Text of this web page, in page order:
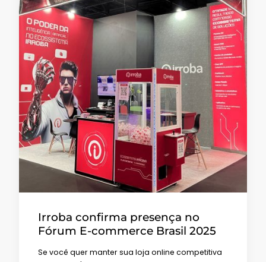
Irroba confirma presença no
Fórum E-commerce Brasil 2025
Se você quer manter sua loja online competitiva